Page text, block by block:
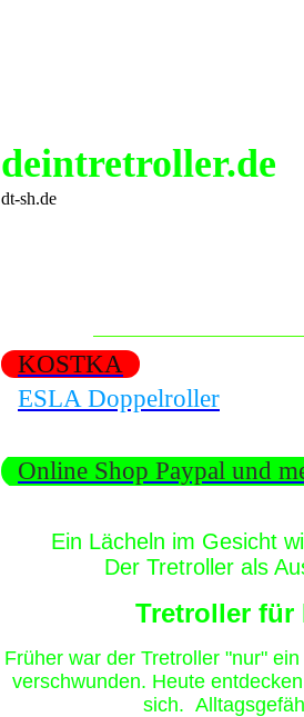
deintretroller.de
dt-sh.de
KOSTKA
ESLA Doppelroller
Online Shop Paypal und
Ein Lächeln im Gesicht
Der Tretroller als
Tretroller für
Früher war der Tretroller "nur"
verschwunden. Heute
sich.